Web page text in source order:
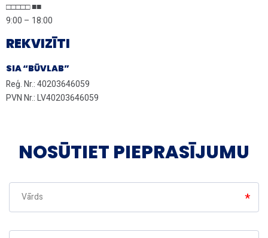
□□□□□ ■■
9:00 – 18:00
REKVIZĪTI
SIA “BŪVLAB”
Reģ. Nr.: 40203646059
PVN Nr.: LV40203646059
NOSŪTIET PIEPRASĪJUMU